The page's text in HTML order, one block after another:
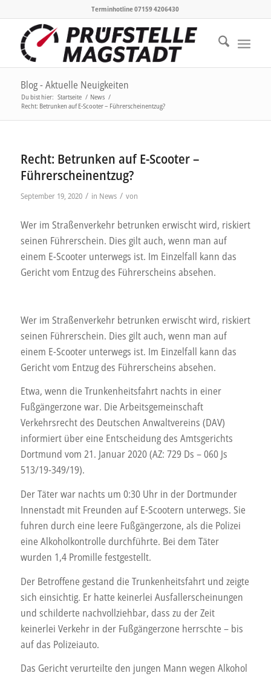
Terminhotline 07159 4206430
Blog - Aktuelle Neuigkeiten
Du bist hier: Startseite / News /
Recht: Betrunken auf E-Scooter – Führerscheinentzug?
Recht: Betrunken auf E-Scooter –
Führerscheinentzug?
September 19, 2020 / in News / von
Wer im Straßenverkehr betrunken erwischt wird, riskiert
seinen Führerschein. Dies gilt auch, wenn man auf
einem E-Scooter unterwegs ist. Im Einzelfall kann das
Gericht vom Entzug des Führerscheins absehen.
Wer im Straßenverkehr betrunken erwischt wird, riskiert
seinen Führerschein. Dies gilt auch, wenn man auf
einem E-Scooter unterwegs ist. Im Einzelfall kann das
Gericht vom Entzug des Führerscheins absehen.
Etwa, wenn die Trunkenheitsfahrt nachts in einer
Fußgängerzone war. Die Arbeitsgemeinschaft
Verkehrsrecht des Deutschen Anwaltvereins (DAV)
informiert über eine Entscheidung des Amtsgerichts
Dortmund vom 21. Januar 2020 (AZ: 729 Ds – 060 Js
513/19-349/19).
Der Täter war nachts um 0:30 Uhr in der Dortmunder
Innenstadt mit Freunden auf E-Scootern unterwegs. Sie
fuhren durch eine leere Fußgängerzone, als die Polizei
eine Alkoholkontrolle durchführte. Bei dem Täter
wurden 1,4 Promille festgestellt.
Der Betroffene gestand die Trunkenheitsfahrt und zeigte
sich einsichtig. Er hatte keinerlei Ausfallerscheinungen
und schilderte nachvollziehbar, dass zu der Zeit
keinerlei Verkehr in der Fußgängerzone herrschte – bis
auf das Polizeiauto.
Das Gericht verurteilte den jungen Mann wegen Alkohol